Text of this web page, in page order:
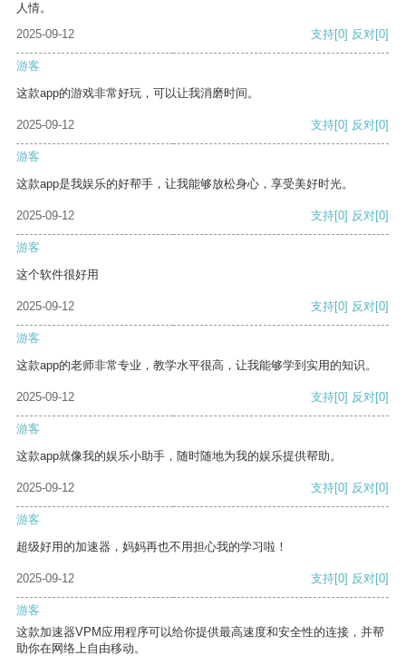
人情。
2025-09-12
支持[0] 反对[0]
游客
这款app的游戏非常好玩，可以让我消磨时间。
2025-09-12 支持[0] 反对[0]
游客
这款app是我娱乐的好帮手，让我能够放松身心，享受美好时光。
2025-09-12 支持[0] 反对[0]
游客
这个软件很好用
2025-09-12 支持[0] 反对[0]
游客
这款app的老师非常专业，教学水平很高，让我能够学到实用的知识。
2025-09-12 支持[0] 反对[0]
游客
这款app就像我的娱乐小助手，随时随地为我的娱乐提供帮助。
2025-09-12 支持[0] 反对[0]
游客
超级好用的加速器，妈妈再也不用担心我的学习啦！
2025-09-12 支持[0] 反对[0]
游客
这款加速器VPM应用程序可以给你提供最高速度和安全性的连接，并帮
助你在网络上自由移动。